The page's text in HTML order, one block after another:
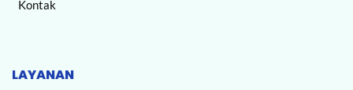
Kontak
LAYANAN